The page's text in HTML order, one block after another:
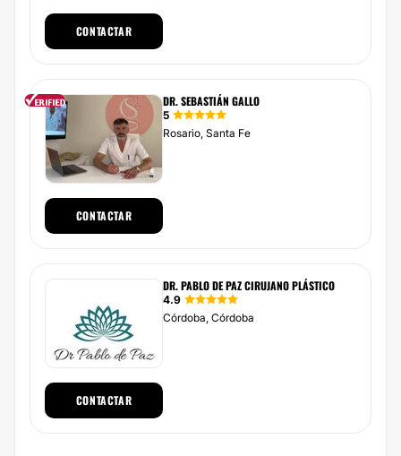
CONTACTAR
DR. SEBASTIÁN GALLO
5
Rosario, Santa Fe
CONTACTAR
DR. PABLO DE PAZ CIRUJANO PLÁSTICO
4.9
Córdoba, Córdoba
CONTACTAR